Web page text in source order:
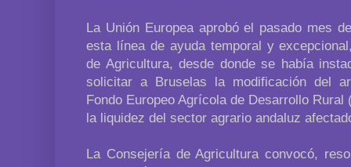
La Unión Europea aprobó el pasado mes
esta línea de ayuda temporal y
de Agricultura, desde donde se había
solicitar a Bruselas la modificación del
Fondo Europeo Agrícola de Desarrollo
la liquidez del sector agrario andaluz
La Consejería de Agricultura convocó,